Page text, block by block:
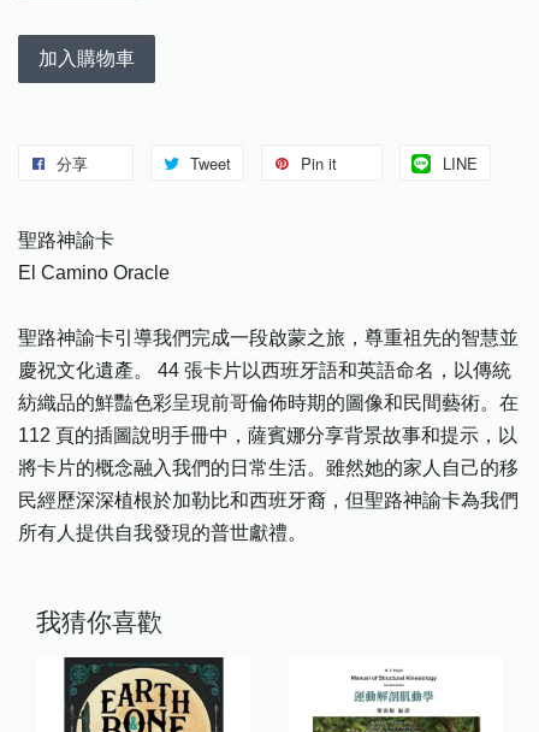
加入購物車
分享 Tweet Pin it LINE
聖路神諭卡
El Camino Oracle
聖路神諭卡引導我們完成一段啟蒙之旅，尊重祖先的智慧並
慶祝文化遺產。 44 張卡片以西班牙語和英語命名，以傳統
紡織品的鮮豔色彩呈現前哥倫佈時期的圖像和民間藝術。在
112 頁的插圖說明手冊中，薩賓娜分享背景故事和提示，以
將卡片的概念融入我們的日常生活。雖然她的家人自己的移
民經歷深深植根於加勒比和西班牙裔，但聖路神諭卡為我們
所有人提供自我發現的普世獻禮。
我猜你喜歡